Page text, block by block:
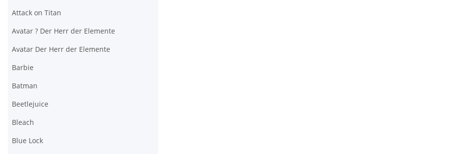
Attack on Titan
Avatar ? Der Herr der Elemente
Avatar Der Herr der Elemente
Barbie
Batman
Beetlejuice
Bleach
Blue Lock